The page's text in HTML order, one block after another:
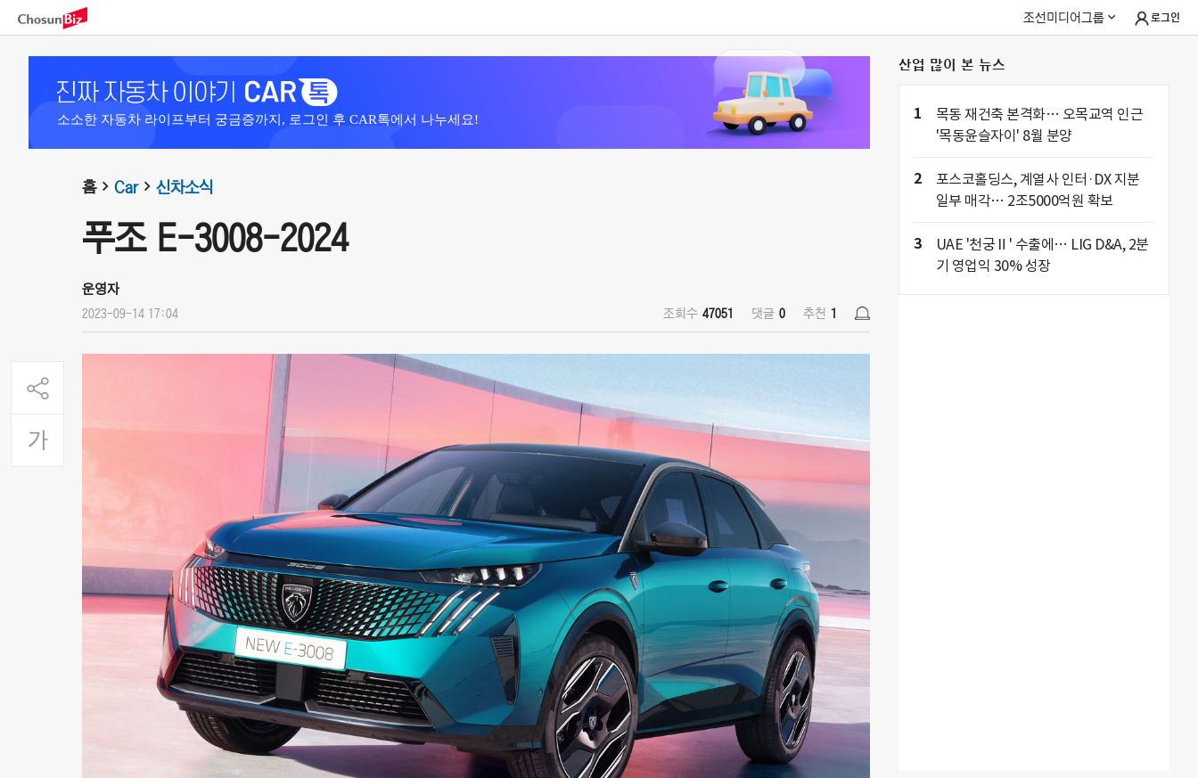
조선미디어그룹 로그인
소소한 자동차 라이프부터 궁금증까지, 로그인 후 CAR톡에서 나누세요!
홈 Car 신차소식
푸조 E-3008-2024
운영자
2023-09-14 17:04 조회수 47051 댓글 0 추천 1
산업 많이 본 뉴스